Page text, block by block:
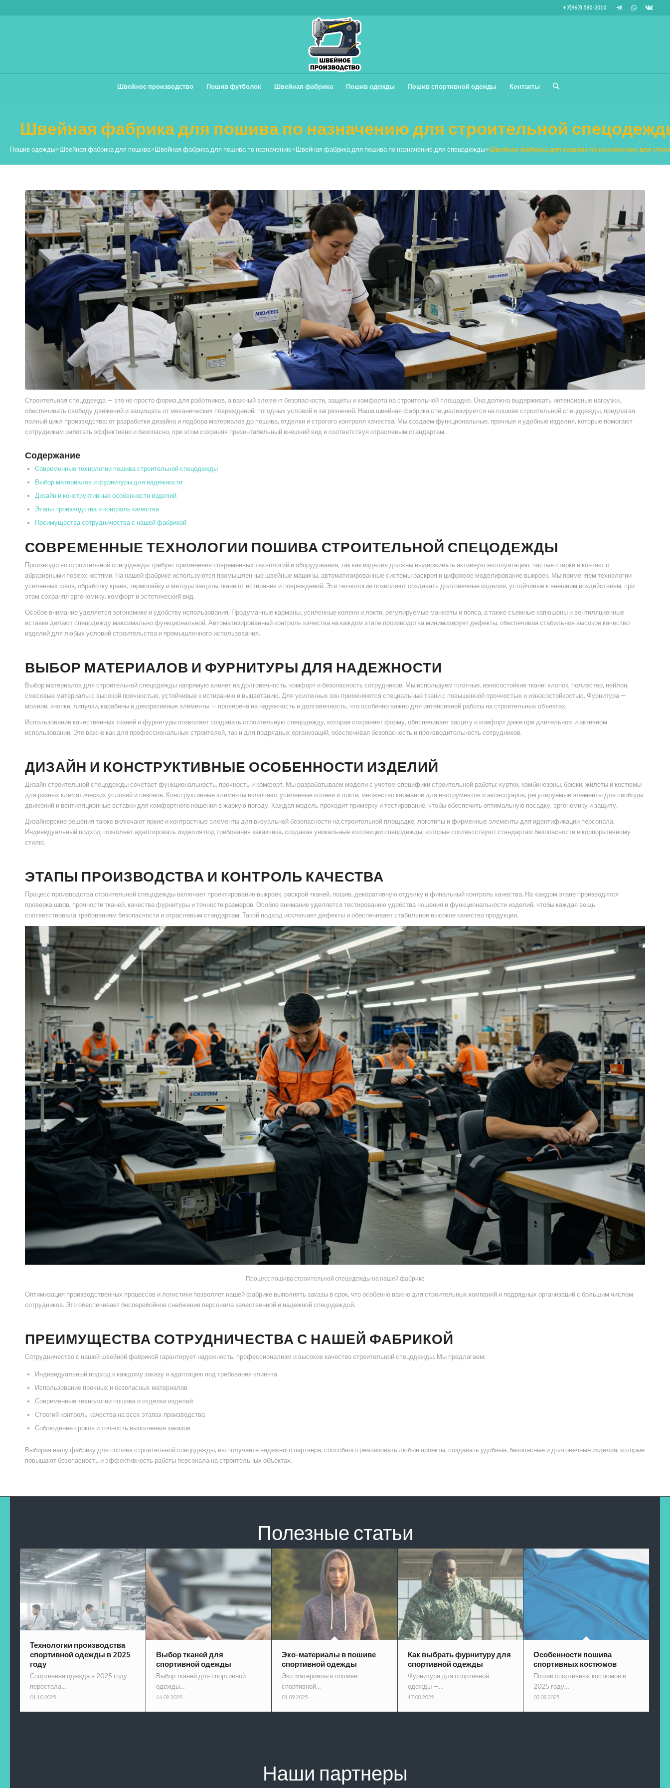
+7(967) 580-2010
Швейное производство Пошив футболок Швейная фабрика Пошив одежды Пошив спортивной одежды Контакты
Швейная фабрика для пошива по назначению для строительной
Пошив одежды>Швейная фабрика для пошива>Швейная фабрика для пошива по назначению>Швейная фабрика для пошива по назначению для спецодежды>Швейная фабрика для пошива по назначению для
Строительная спецодежда — это не просто форма для работников, а важный элемент безопасности, защиты и комфорта на строительной площадке. Она должна выдерживать интенсивные нагрузки,
обеспечивать свободу движений и защищать от механических повреждений, погодных условий и загрязнений. Наша швейная фабрика специализируется на пошиве строительной спецодежды, предлагая
полный цикл производства: от разработки дизайна и подбора материалов до пошива, отделки и строгого контроля качества. Мы создаем функциональные, прочные и удобные изделия, которые помогают
сотрудникам работать эффективно и безопасно, при этом сохраняя презентабельный внешний вид и соответствуя отраслевым стандартам.
Содержание
Современные технологии пошива строительной спецодежды
Выбор материалов и фурнитуры для надежности
Дизайн и конструктивные особенности изделий
Этапы производства и контроль качества
Преимущества сотрудничества с нашей фабрикой
СОВРЕМЕННЫЕ ТЕХНОЛОГИИ ПОШИВА СТРОИТЕЛЬНОЙ СПЕЦОДЕЖДЫ
Производство строительной спецодежды требует применения современных технологий и оборудования, так как изделия должны выдерживать активную эксплуатацию, частые стирки и контакт с
абразивными поверхностями. На нашей фабрике используются промышленные швейные машины, автоматизированные системы раскроя и цифровое моделирование выкроек. Мы применяем технологии
усиленных швов, обработку краев, термопайку и методы защиты ткани от истирания и повреждений. Эти технологии позволяют создавать долговечные изделия, устойчивые к внешним воздействиям, при
этом сохраняя эргономику, комфорт и эстетический вид.
Особое внимание уделяется эргономике и удобству использования. Продуманные карманы, усиленные колени и локти, регулируемые манжеты и пояса, а также съемные капюшоны и вентиляционные
вставки делают спецодежду максимально функциональной. Автоматизированный контроль качества на каждом этапе производства минимизирует дефекты, обеспечивая стабильное высокое качество
изделий для любых условий строительства и промышленного использования.
ВЫБОР МАТЕРИАЛОВ И ФУРНИТУРЫ ДЛЯ НАДЕЖНОСТИ
Выбор материалов для строительной спецодежды напрямую влияет на долговечность, комфорт и безопасность сотрудников. Мы используем плотные, износостойкие ткани: хлопок, полиэстер, нейлон,
смесовые материалы с высокой прочностью, устойчивые к истиранию и выцветанию. Для усиленных зон применяются специальные ткани с повышенной прочностью и износостойкостью. Фурнитура —
молнии, кнопки, липучки, карабины и декоративные элементы — проверена на надежность и долговечность, что особенно важно для интенсивной работы на строительных объектах.
Использование качественных тканей и фурнитуры позволяет создавать строительную спецодежду, которая сохраняет форму, обеспечивает защиту и комфорт даже при длительном и активном
использовании. Это важно как для профессиональных строителей, так и для подрядных организаций, обеспечивая безопасность и производительность сотрудников.
ДИЗАЙН И КОНСТРУКТИВНЫЕ ОСОБЕННОСТИ ИЗДЕЛИЙ
Дизайн строительной спецодежды сочетает функциональность, прочность и комфорт. Мы разрабатываем модели с учетом специфики строительной работы: куртки, комбинезоны, брюки, жилеты и костюмы
для разных климатических условий и сезонов. Конструктивные элементы включают усиленные колени и локти, множество карманов для инструментов и аксессуаров, регулируемые элементы для свободы
движений и вентиляционные вставки для комфортного ношения в жаркую погоду. Каждая модель проходит примерку и тестирование, чтобы обеспечить оптимальную посадку, эргономику и защиту.
Дизайнерские решения также включают яркие и контрастные элементы для визуальной безопасности на строительной площадке, логотипы и фирменные элементы для идентификации персонала.
Индивидуальный подход позволяет адаптировать изделия под требования заказчика, создавая уникальные коллекции спецодежды, которые соответствуют стандартам безопасности и корпоративному
стилю.
ЭТАПЫ ПРОИЗВОДСТВА И КОНТРОЛЬ КАЧЕСТВА
Процесс производства строительной спецодежды включает проектирование выкроек, раскрой тканей, пошив, декоративную отделку и финальный контроль качества. На каждом этапе производится
проверка швов, прочности тканей, качества фурнитуры и точности размеров. Особое внимание уделяется тестированию удобства ношения и функциональности изделий, чтобы каждая вещь
соответствовала требованиям безопасности и отраслевым стандартам. Такой подход исключает дефекты и обеспечивает стабильное высокое качество продукции.
Процесс пошива строительной спецодежды на нашей фабрике
Оптимизация производственных процессов и логистики позволяет нашей фабрике выполнять заказы в срок, что особенно важно для строительных компаний и подрядных организаций с большим числом
сотрудников. Это обеспечивает бесперебойное снабжение персонала качественной и надежной спецодеждой.
ПРЕИМУЩЕСТВА СОТРУДНИЧЕСТВА С НАШЕЙ ФАБРИКОЙ
Сотрудничество с нашей швейной фабрикой гарантирует надежность, профессионализм и высокое качество строительной спецодежды. Мы предлагаем:
Индивидуальный подход к каждому заказу и адаптацию под требования клиента
Использование прочных и безопасных материалов
Современные технологии пошива и отделки изделий
Строгий контроль качества на всех этапах производства
Соблюдение сроков и точность выполнения заказов
Выбирая нашу фабрику для пошива строительной спецодежды, вы получаете надежного партнера, способного реализовать любые проекты, создавать удобные, безопасные и долговечные изделия, которые
повышают безопасность и эффективность работы персонала на строительных объектах.
Полезные статьи
Технологии производства
спортивной одежды в 2025
году
Спортивная одежда в 2025 году
перестала…
01.10.2025
Выбор тканей для
спортивной одежды
Выбор тканей для спортивной
одежды…
16.09.2025
Эко-материалы в пошиве
спортивной одежды
Эко-материалы в пошиве
спортивной…
01.09.2025
Как выбрать фурнитуру для
спортивной одежды
Фурнитура для спортивной
одежды —…
17.08.2025
Особенности пошива
спортивных костюмов
Пошив спортивных костюмов в
2025 году…
02.08.2025
Наши партнеры